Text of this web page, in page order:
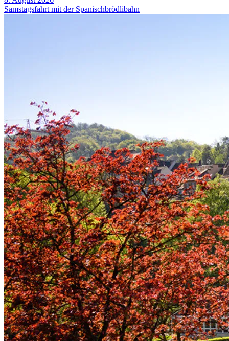
Samstagsfahrt mit der Spanischbrödlibahn